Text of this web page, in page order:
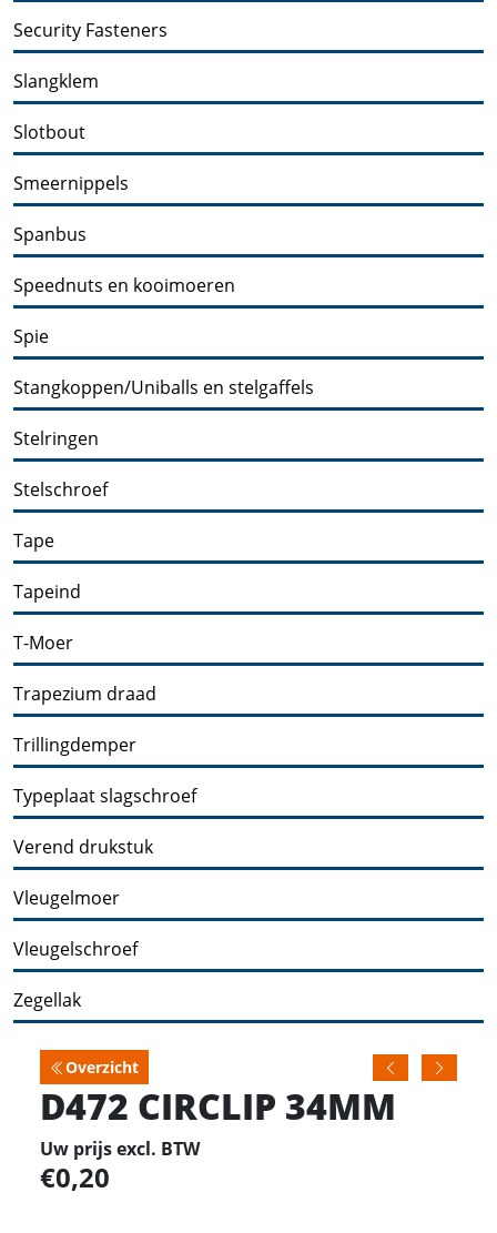
Security Fasteners
Slangklem
Slotbout
Smeernippels
Spanbus
Speednuts en kooimoeren
Spie
Stangkoppen/Uniballs en stelgaffels
Stelringen
Stelschroef
Tape
Tapeind
T-Moer
Trapezium draad
Trillingdemper
Typeplaat slagschroef
Verend drukstuk
Vleugelmoer
Vleugelschroef
Zegellak
Overzicht
D472 CIRCLIP 34MM
Uw prijs excl. BTW
0,20